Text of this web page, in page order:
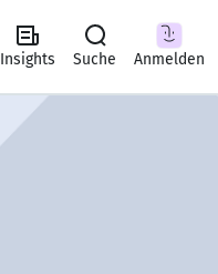
Insights Suche Anmelden